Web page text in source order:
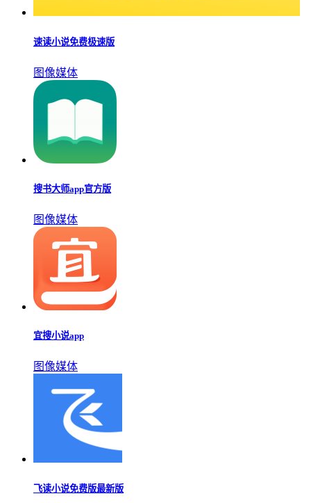
速读小说免费极速版
图像媒体
搜书大师app官方版
图像媒体
宜搜小说app
图像媒体
飞读小说免费版最新版